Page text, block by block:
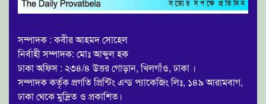
সম্পাদক : কবীর আহমদ সোহেল
নির্বাহী সম্পাদক: মোঃ আব্দুল হক
ঢাকা অফিস : ২৩৪/৪ উত্তর গোড়ান, খিলগাঁও, ঢাকা ।
সম্পাদক কর্তৃক প্রগতি প্রিন্টিং এন্ড প্যাকেজিং লিঃ, ১৪৯ আরামবাগ,
ঢাকা থেকে মুদ্রিত ও প্রকাশিত।